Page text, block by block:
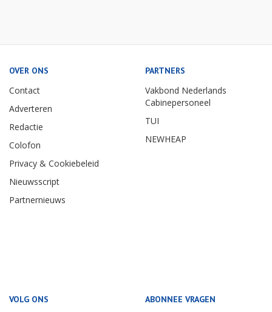
OVER ONS
Contact
Adverteren
Redactie
Colofon
Privacy & Cookiebeleid
Nieuwsscript
Partnernieuws
PARTNERS
Vakbond Nederlands
Cabinepersoneel
TUI
NEWHEAP
VOLG ONS ABONNEE VRAGEN